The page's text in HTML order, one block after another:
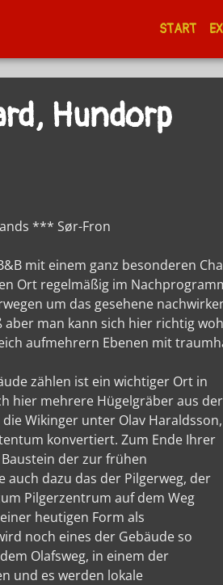
START
Hundorp
*** Sør-Fron
mit einem ganz besonderen
Ort regelmäßig im
um das gesehene
man kann sich hier richtig
aufmehrern Ebenen mit
zählen ist ein wichtiger Ort in
hier mehrere Hügelgräber aus der
Wikinger unter Olav Haraldsson,
konvertiert. Zum Ende Ihrer
der zur frühen
dazu das der Pilgerweg, der
Pilgerzentrum auf dem Weg
heutigen Form als
noch eines der Gebäude so
Olafsweg, in einem der
und es werden lokale